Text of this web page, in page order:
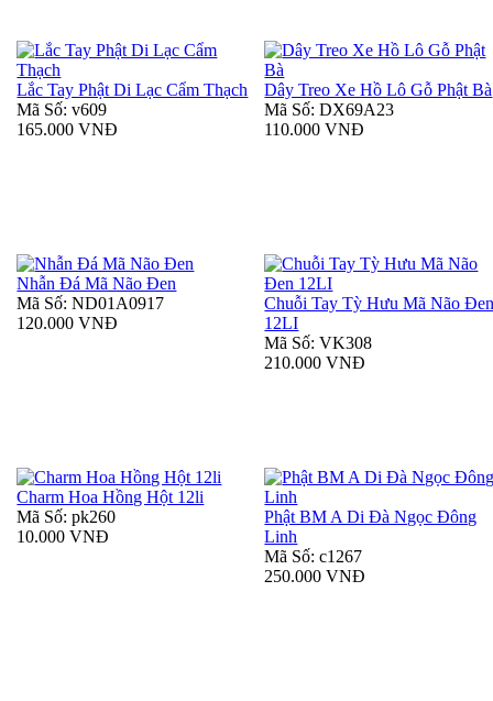
Lắc Tay Phật Di Lạc Cẩm Thạch
Mã Số: v609
165.000 VNĐ
Dây Treo Xe Hồ Lô Gỗ Phật Bà
Mã Số: DX69A23
110.000 VNĐ
Nhẫn Đá Mã Não Đen
Mã Số: ND01A0917
120.000 VNĐ
Chuỗi Tay Tỳ Hưu Mã Não
12LI
Mã Số: VK308
210.000 VNĐ
Charm Hoa Hồng Hột 12li
Mã Số: pk260
10.000 VNĐ
Phật BM A Di Đà Ngọc Đông
Linh
Mã Số: c1267
250.000 VNĐ